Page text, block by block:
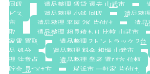
回収
遺品整理 賃貸 退去 山武市
ビス
遺品整理 小銭 回収
遺品整
市
遺品整理 平屋 2K 片付け
遺品
取
遺品整理 相見積もり 比較 山武市
家電 買取
遺品整理 2トントラック 2台
品 処分
遺品整理 料金 相場 山武市
理 注意点
遺品整理 業者 選び方 信頼
貯金 見つけ方
横浜市 一軒家 片付け